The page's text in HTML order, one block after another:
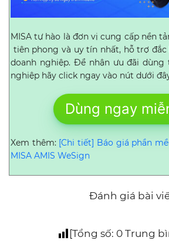
MISA tự hào là đơn vị cung cấp nền
tiên phong và uy tín nhất, hỗ trợ
doanh nghiệp. Để nhận ưu đãi
nghiệp hãy click ngay vào nút dưới
Dùng ngay
Xem thêm: [Chi tiết] Báo giá phần
MISA AMIS WeSign
Đánh giá bài
[Tổng số: 0 Trung